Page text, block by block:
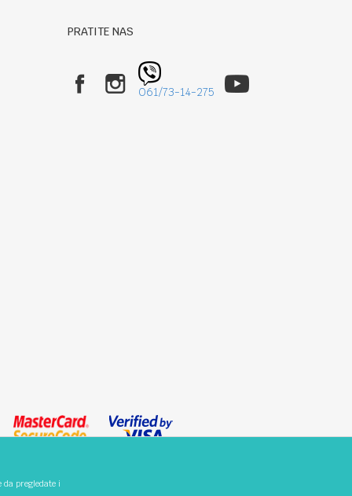
PRATITE NAS
061/73-14-275
pregledate i